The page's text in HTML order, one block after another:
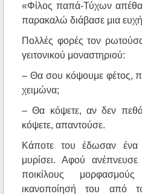
«Φίλος παπά-Τύχων
παρακαλώ διάβασε μια
Πολλές φορές τον
γειτονικού μοναστηριού:
– Θα σου κόψουμε φέτος,
χειμώνα;
– Θα κόψετε, αν δεν
κόψετε, απαντούσε.
Κάποτε του έδωσαν ένα
μυρίσει. Αφού
ποικίλους
ικανοποίησή του από